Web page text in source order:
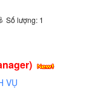
Số lượng: 1
VỤ